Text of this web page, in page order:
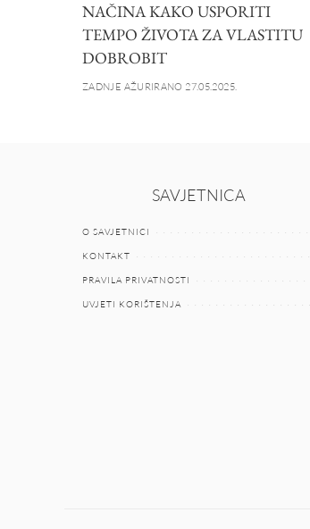
NAČINA KAKO USPORITI
TEMPO ŽIVOTA ZA VLASTITU
DOBROBIT
ZADNJE AŽURIRANO 27.05.2025.
SAVJETNICA
O SAVJETNICI
KONTAKT
PRAVILA PRIVATNOSTI
UVJETI KORIŠTENJA